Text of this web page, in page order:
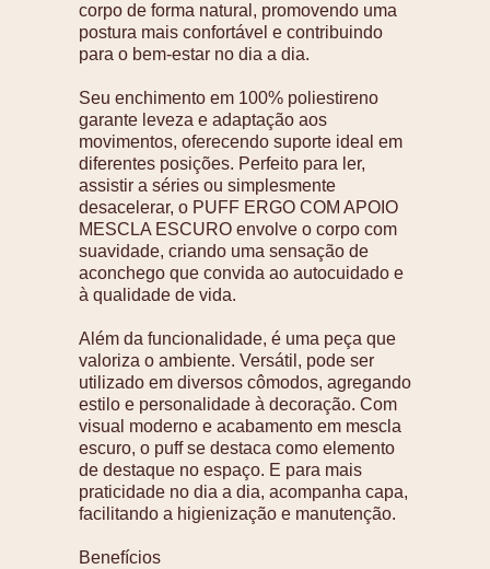
corpo de forma natural, promovendo uma
postura mais confortável e contribuindo
para o bem-estar no dia a dia.
Seu enchimento em 100% poliestireno
garante leveza e adaptação aos
movimentos, oferecendo suporte ideal em
diferentes posições. Perfeito para ler,
assistir a séries ou simplesmente
desacelerar, o PUFF ERGO COM APOIO
MESCLA ESCURO envolve o corpo com
suavidade, criando uma sensação de
aconchego que convida ao autocuidado e
à qualidade de vida.
Além da funcionalidade, é uma peça que
valoriza o ambiente. Versátil, pode ser
utilizado em diversos cômodos, agregando
estilo e personalidade à decoração. Com
visual moderno e acabamento em mescla
escuro, o puff se destaca como elemento
de destaque no espaço. E para mais
praticidade no dia a dia, acompanha capa,
facilitando a higienização e manutenção.
Benefícios